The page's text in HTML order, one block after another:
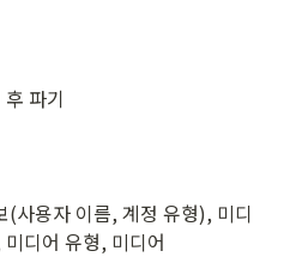
파기
(사용자 이름, 계정 유형), 미디
디어 유형, 미디어